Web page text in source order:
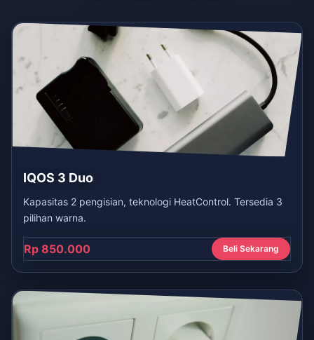
IQOS 3 Duo
Kapasitas 2 pengisian, teknologi HeatControl. Tersedia 3
pilihan warna.
Rp 850.000 Beli Sekarang